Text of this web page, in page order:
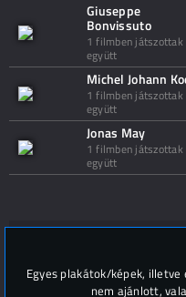
Giuseppe
Bonvissuto
1 filmben játszottak
együtt
Michel Johann
1 filmben játszottak
együtt
Jonas May
1 filmben játszottak
együtt
Egyes plakátok/képek,
nem ajánlott,